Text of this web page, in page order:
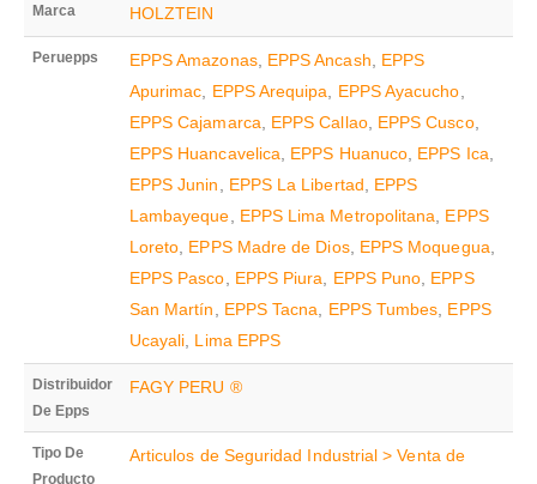
Marca HOLZTEIN
Peruepps EPPS Amazonas, EPPS Ancash
EPPS
Apurimac
EPPS Arequipa EPPS Ayacucho
EPPS Cajamarca
EPPS Callao, EPPS Cusco,
EPPS Huancavelica
EPPS Huanuco EPPS Ica
EPPS Junin
EPPS La Libertad
EPPS
Lambayeque
EPPS Lima Metropolitana
EPPS
Loreto EPPS Madre de Dios, EPPS Moquegua
EPPS Pasco
EPPS Piura EPPS Puno EPPS
San Martín
EPPS Tacna EPPS Tumbes EPPS
Ucayali Lima EPPS
Distribuidor
De Epps
FAGY PERU ®
Tipo De
Producto
Articulos de Seguridad Industrial > Venta de